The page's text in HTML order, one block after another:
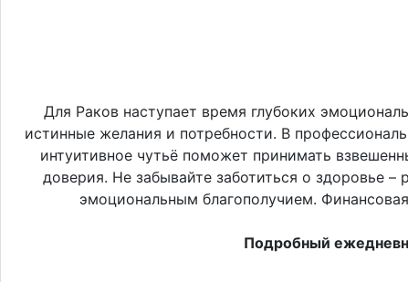
Для Раков наступает время глубоких
истинные желания и потребности. В
интуитивное чутьё поможет принимать
доверия. Не забывайте заботиться о здоровье
эмоциональным благополучием.
Подробный